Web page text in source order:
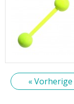
« Vorherige